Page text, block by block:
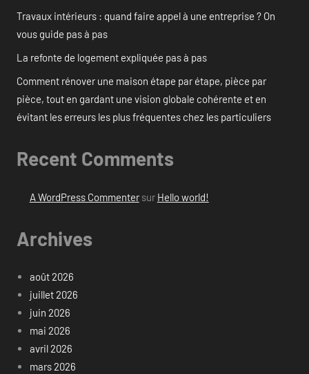
Travaux intérieurs : quand faire appel à une entreprise ? On
vous guide pas à pas
La refonte de logement expliquée pas à pas
Comment rénover une maison étape par étape, pièce par
pièce, tout en gardant une vision globale cohérente et en
évitant les erreurs les plus fréquentes chez les particuliers
Recent Comments
A WordPress Commentersur Hello world!
Archives
août 2026
juillet 2026
juin 2026
mai 2026
avril 2026
mars 2026